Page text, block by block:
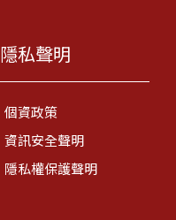
隱私聲明
個資政策
資訊安全聲明
隱私權保護聲明